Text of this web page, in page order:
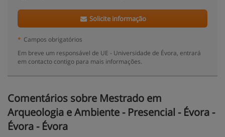
Solicite informação
* Campos obrigatórios
Em breve um responsável de UE - Universidade de Évora, entrará
em contacto contigo para mais informações.
Comentários sobre Mestrado em
Arqueologia e Ambiente - Presencial - Évora -
Évora - Évora